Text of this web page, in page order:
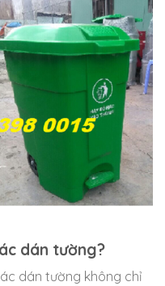
dán tường?
dán tường không chỉ